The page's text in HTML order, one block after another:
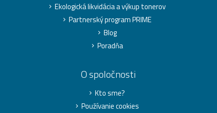
Ekologická likvidácia a výkup tonerov
Partnerský program PRIME
Blog
Poradňa
O spoločnosti
Kto sme?
Používanie cookies